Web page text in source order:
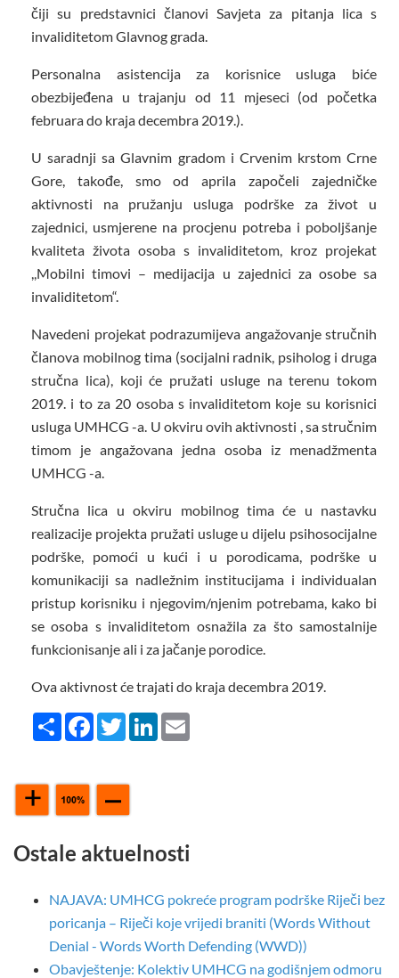
čiji su predstavnici članovi Savjeta za pitanja lica s
invaliditetom Glavnog grada.
Personalna asistencija za korisnice usluga biće
obezbijeđena u trajanju od 11 mjeseci (od početka
februara do kraja decembra 2019.).
U saradnji sa Glavnim gradom i Crvenim krstom Crne
Gore, takođe, smo od aprila započeli zajedničke
aktivnosti na pružanju usluga podrške za život u
zajednici, usmjerene na procjenu potreba i poboljšanje
kvaliteta života osoba s invaliditetom, kroz projekat
,,Mobilni timovi – medijacija u zajednici za osobe sa
invaliditetom“.
Navedeni projekat podrazumijeva angažovanje stručnih
članova mobilnog tima (socijalni radnik, psiholog i druga
stručna lica), koji će pružati usluge na terenu tokom
2019. i to za 20 osoba s invaliditetom koje su korisnici
usluga UMHCG -a. U okviru ovih aktivnosti , sa stručnim
timom je angažovana jedna osoba iz menadžmenta
UMHCG -a.
Stručna lica u okviru mobilnog tima će u nastavku
realizacije projekta pružati usluge u dijelu psihosocijalne
podrške, pomoći u kući i u porodicama, podrške u
komunikaciji sa nadležnim institucijama i individualan
pristup korisniku i njegovim/njenim potrebama, kako bi
se osoba s invaliditetom osnažila za što samostalnije
funkcionisanje ali i za jačanje porodice.
Ova aktivnost će trajati do kraja decembra 2019.
Share FacebookTwitterLinkedIn
Ostale aktuelnosti
NAJAVA: UMHCG pokreće program podrške Riječi bez
poricanja – Riječi koje vrijedi braniti (Words Without
Denial - Words Worth Defending (WWD))
Obavještenje: Kolektiv UMHCG na godišnjem odmoru